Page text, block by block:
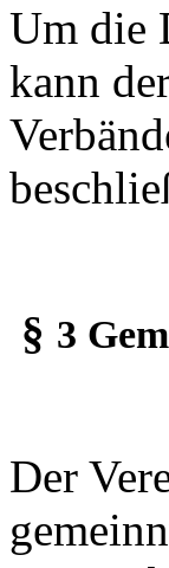
Um die
kann
§ 3
Der